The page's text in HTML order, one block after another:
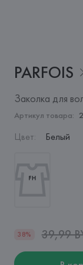
PARFOIS
Заколка для
Артикул товара:
Цвет: Белый
38% 39,99